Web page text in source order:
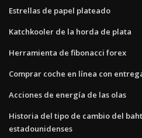
Estrellas de papel plateado
Katchkooler de la horda de plata
Herramienta de fibonacci forex
Comprar coche en línea con
Acciones de energía de las olas
Historia del tipo de cambio del
estadounidenses